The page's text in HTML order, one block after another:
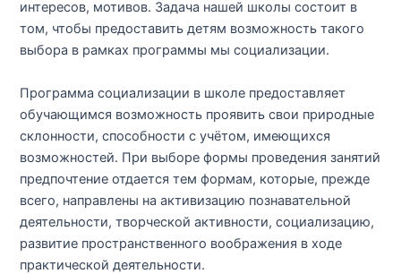
интересов, мотивов. Задача нашей школы состоит в
том, чтобы предоставить детям возможность такого
выбора в рамках программы мы социализации.
Программа социализации в школе предоставляет
обучающимся возможность проявить свои природные
склонности, способности с учётом, имеющихся
возможностей. При выборе формы проведения занятий
предпочтение отдается тем формам, которые, прежде
всего, направлены на активизацию познавательной
деятельности, творческой активности, социализацию,
развитие пространственного воображения в ходе
практической деятельности.